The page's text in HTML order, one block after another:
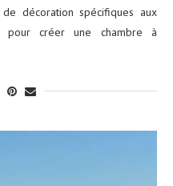
décoration spécifiques aux
pour créer une chambre à